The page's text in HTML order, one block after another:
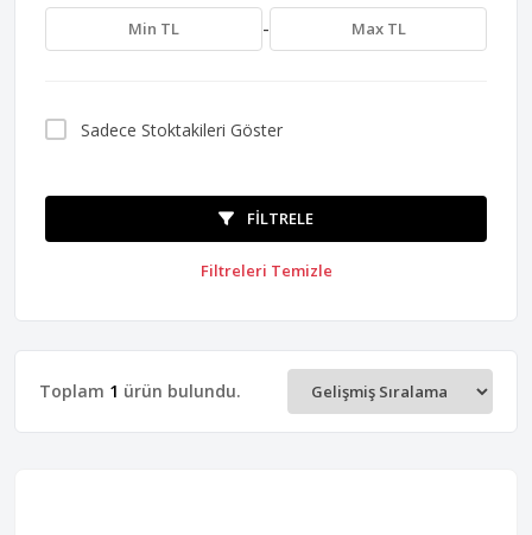
-
Sadece Stoktakileri Göster
FILTRELE
Filtreleri Temizle
Toplam 1 ürün bulundu.